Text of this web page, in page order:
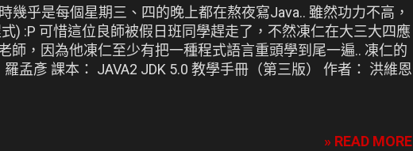
幾乎是每個星期三、四的晚上都在熬夜寫Java.. 雖然功力不高，
) :P 可惜這位良師被假日班同學趕走了，不然凍仁在大三大四應
師，因為他凍仁至少有把一種程式語言重頭學到尾一遍.. 凍仁的
孟彥 課本： JAVA2 JDK 5.0 教學手冊（第三版） 作者： 洪維恩
» READ MORE